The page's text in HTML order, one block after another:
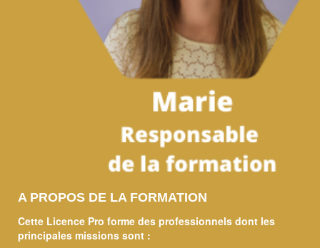
A PROPOS DE LA FORMATION
Cette Licence Pro forme des professionnels dont les
principales missions sont :